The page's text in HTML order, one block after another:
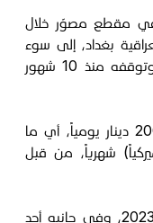
في مقطع مصوّر خلال
بغداد، إلى سوء
أوضاع المسنين، ضعف دخلهم المادي، وتوقفه منذ 10 شهور
"يتم منح كل مقيم في الدار مبلغ 2000 دينار يومياً، أي ما
(نحو 40 دولاراً أميركياً) شهرياً، من قبل
وقال السلامي اليوم الإثنين 23 حزيران 2023، وفي جانبه أحد